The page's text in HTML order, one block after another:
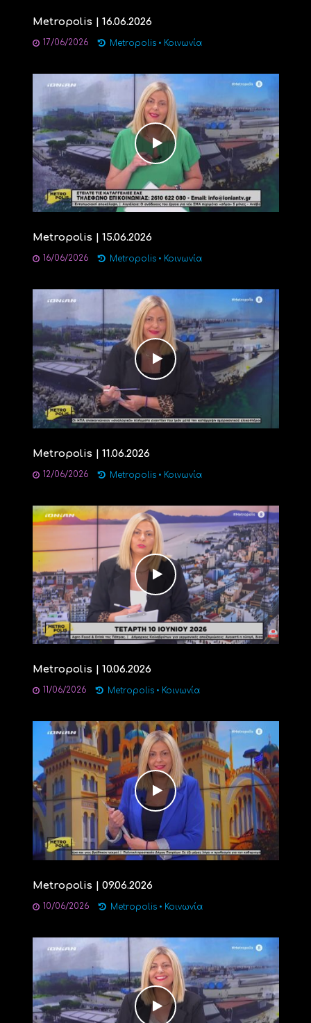
Metropolis | 16.06.2026
17/06/2026 Metropolis • Κοινωνία
Metropolis | 15.06.2026
16/06/2026 Metropolis • Κοινωνία
Metropolis | 11.06.2026
12/06/2026 Metropolis • Κοινωνία
Metropolis | 10.06.2026
11/06/2026 Metropolis • Κοινωνία
Metropolis | 09.06.2026
10/06/2026 Metropolis • Κοινωνία